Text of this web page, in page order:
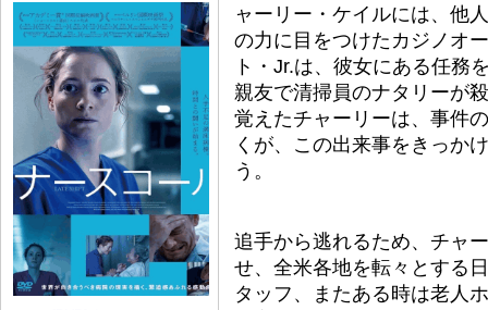
ャーリー・ケイルには、他
の力に目をつけたカジノオ
ト・Jr.は、彼女にある任務
親友で清掃員のナタリーが
覚えたチャーリーは、事件
くが、この出来事をきっか
う。
追手から逃れるため、チャ
せ、全米各地を転々とする
タッフ、またある時は老人